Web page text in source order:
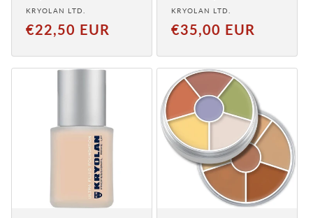
Provider:
KRYOLAN LTD.
Normal
€22,50 EUR
Provider:
KRYOLAN LTD.
Normal
€35,00 EUR